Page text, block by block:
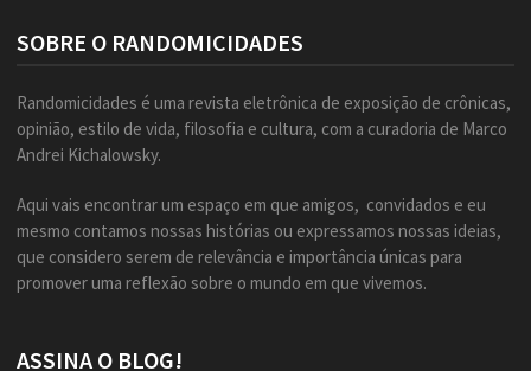
SOBRE O RANDOMICIDADES
Randomicidades é uma revista eletrônica de exposição de crônicas,
opinião, estilo de vida, filosofia e cultura, com a curadoria de Marco
Andrei Kichalowsky.
Aqui vais encontrar um espaço em que amigos, convidados e eu
mesmo contamos nossas histórias ou expressamos nossas ideias,
que considero serem de relevância e importância únicas para
promover uma reflexão sobre o mundo em que vivemos.
ASSINA O BLOG!